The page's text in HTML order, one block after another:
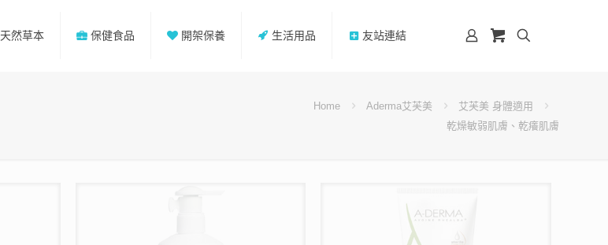
天然草本 保健食品 開架保養 生活用品 友站連結
Home Aderma艾芙美
艾芙美 身體適用
乾燥敏弱肌膚、乾癢肌膚